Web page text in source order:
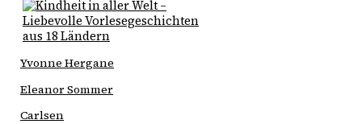
Yvonne Hergane
Eleanor Sommer
Carlsen